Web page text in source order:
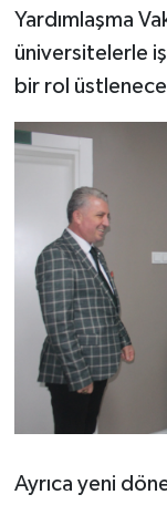
Yardımlaşma
üniversitelerle
bir rol
Ayrıca yeni